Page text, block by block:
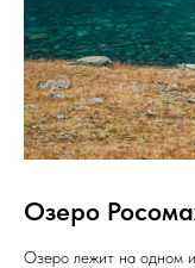
Озеро
Озеро лежит на одном